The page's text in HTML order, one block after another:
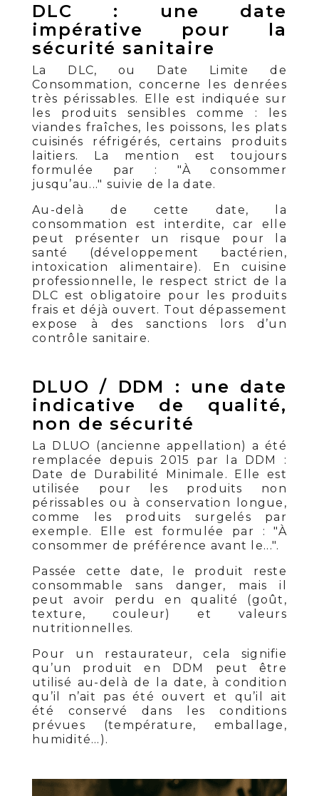
DLC : une date
impérative pour la
sécurité sanitaire
La DLC, ou Date Limite de
Consommation, concerne les denrées
très périssables. Elle est indiquée sur
les produits sensibles comme : les
viandes fraîches, les poissons, les plats
cuisinés réfrigérés, certains produits
laitiers. La mention est toujours
formulée par : "À consommer
jusqu’au..." suivie de la date.
Au-delà de cette date, la
consommation est interdite, car elle
peut présenter un risque pour la
santé (développement bactérien,
intoxication alimentaire). En cuisine
professionnelle, le respect strict de la
DLC est obligatoire pour les produits
frais et déjà ouvert. Tout dépassement
expose à des sanctions lors d’un
contrôle sanitaire.
DLUO / DDM : une date
indicative de qualité,
non de sécurité
La DLUO (ancienne appellation) a été
remplacée depuis 2015 par la DDM :
Date de Durabilité Minimale. Elle est
utilisée pour les produits non
périssables ou à conservation longue,
comme les produits surgelés par
exemple. Elle est formulée par : "À
consommer de préférence avant le...".
Passée cette date, le produit reste
consommable sans danger, mais il
peut avoir perdu en qualité (goût,
texture, couleur) et valeurs
nutritionnelles.
Pour un restaurateur, cela signifie
qu’un produit en DDM peut être
utilisé au-delà de la date, à condition
qu’il n’ait pas été ouvert et qu’il ait
été conservé dans les conditions
prévues (température, emballage,
humidité…).